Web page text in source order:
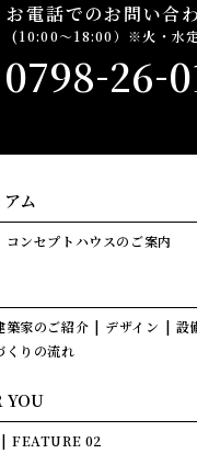
お電話でのお問い合
(10:00～18:00）※火・水
0798-26-
ム
コンセプトハウスのご案内
築家のご紹介 デザイン
設
くりの流れ
YOU
FEATURE 02